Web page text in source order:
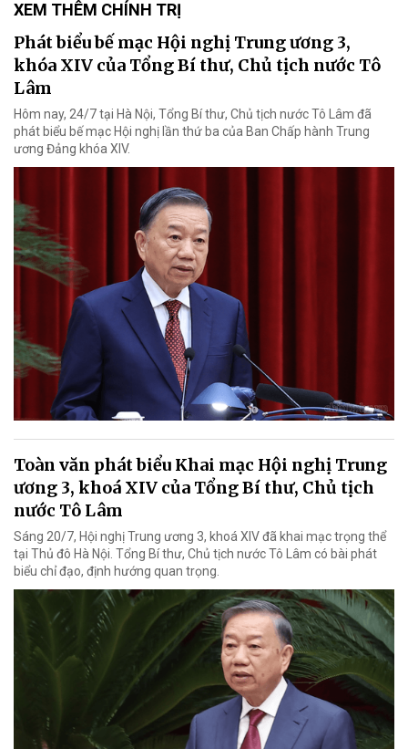
XEM THÊM CHÍNH TRỊ
Phát biểu bế mạc Hội nghị Trung ương 3,
khóa XIV của Tổng Bí thư, Chủ tịch nước Tô
Lâm
Hôm nay, 24/7 tại Hà Nội, Tổng Bí thư, Chủ tịch nước Tô Lâm đã
phát biểu bế mạc Hội nghị lần thứ ba của Ban Chấp hành Trung
ương Đảng khóa XIV.
Toàn văn phát biểu Khai mạc Hội nghị Trung
ương 3, khoá XIV của Tổng Bí thư, Chủ tịch
nước Tô Lâm
Sáng 20/7, Hội nghị Trung ương 3, khoá XIV đã khai mạc trọng thể
tại Thủ đô Hà Nội. Tổng Bí thư, Chủ tịch nước Tô Lâm có bài phát
biểu chỉ đạo, định hướng quan trọng.